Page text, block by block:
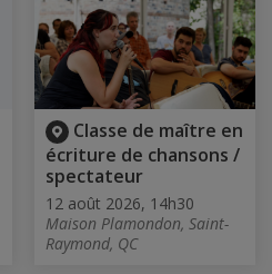
Classe de maître en
écriture de chansons /
spectateur
12 août 2026, 14h30
Maison Plamondon, Saint-
Raymond, QC